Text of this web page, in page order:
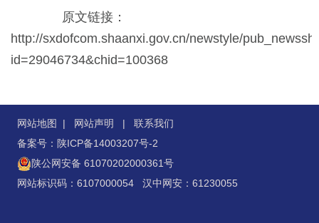
原文链接：
http://sxdofcom.shaanxi.gov.cn/newstyle/
id=29046734&chid=100368
网站地图 | 网站声明 | 联系我们
备案号：陕ICP备14003207号-2
陕公网安备 61070202000361号
网站标识码：6107000054 汉中网安：61230055